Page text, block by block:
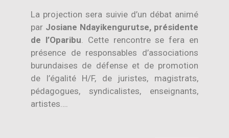
La projection sera suivie d’un débat animé
par Josiane Ndayikengurutse, présidente
de l’Oparibu . Cette rencontre se fera en
présence de responsables d’associations
burundaises de défense et de promotion
de l’égalité H/F, de juristes, magistrats,
pédagogues, syndicalistes, enseignants,
artistes….